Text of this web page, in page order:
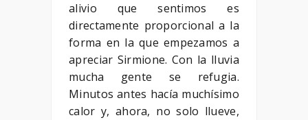
alivio que sentimos es
directamente proporcional a la
forma en la que empezamos a
apreciar Sirmione. Con la lluvia
mucha gente se refugia.
Minutos antes hacía muchísimo
calor y, ahora, no solo llueve,